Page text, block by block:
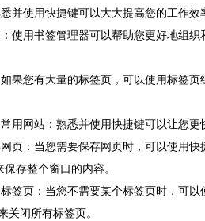
并使用快捷键可以大大提高您的工作
使用书签管理器可以帮助您更好地组
果您有大量的标签页，可以使用标签
用网站：熟悉并使用快捷键可以让您
页：当您需要保存网页时，可以使用
保存整个窗口的内容。
签页：当您不需要某个标签页时，可
关闭所有标签页。